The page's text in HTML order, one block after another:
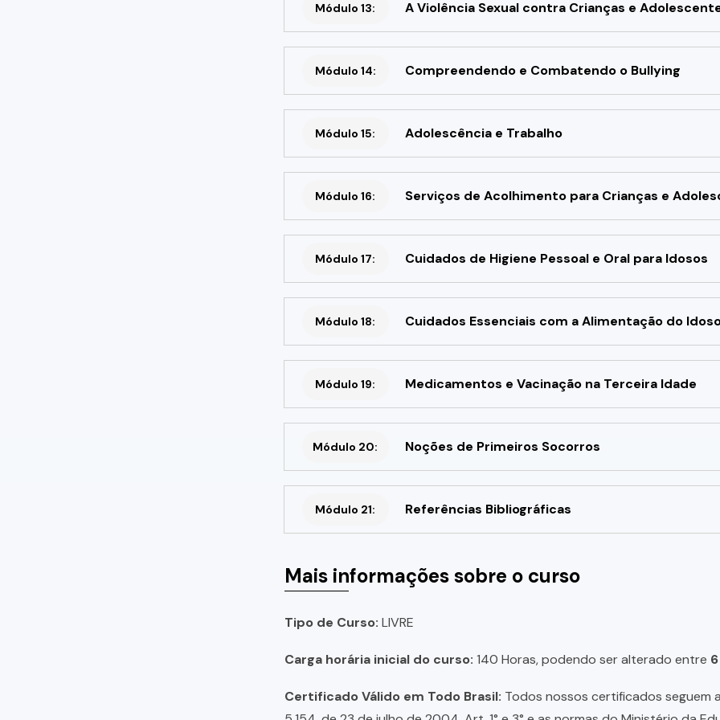
Módulo 13: A Violência Sexual contra Crianças e
Módulo 14: Compreendendo e Combatendo o Bullying
Módulo 15: Adolescência e Trabalho
Módulo 16: Serviços de Acolhimento para Crianças e
Módulo 17: Cuidados de Higiene Pessoal e Oral para Idosos
Módulo 18: Cuidados Essenciais com a Alimentação do
Módulo 19: Medicamentos e Vacinação na Terceira Idade
Módulo 20: Noções de Primeiros Socorros
Módulo 21: Referências Bibliográficas
Mais informações sobre o curso
Tipo de Curso: LIVRE
Carga horária inicial do curso: 140 Horas, podendo ser alterado entre 6
Certificado Válido em Todo Brasil: Todos nossos certificados seguem